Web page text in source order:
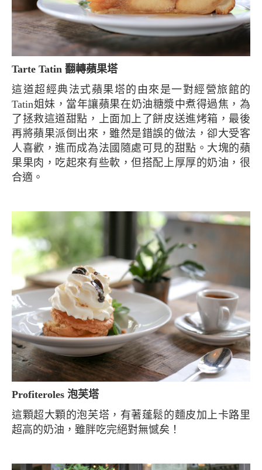
Tarte Tatin 翻轉蘋果塔
這道超經典法式蘋果塔的由來是一對經營旅館的
Tatin姐妹，當年讓蘋果在奶油糖漿中煮得過焦，為
了拯救這道甜點，上面加上了餅皮送進烤箱，最後
再將蘋果派倒出來，雖然是錯誤的做法，卻大受客
人喜歡，進而成為法國隨處可見的甜點。大塊的蘋
果果肉，吃起來有些軟，但搭配上厚厚的奶油，很
合適。
Profiteroles 泡芙塔
這顆超大顆的泡芙塔，有著蓬鬆的麵皮加上卡路里
超高的奶油，雖胖吃完絕對無憾矣！